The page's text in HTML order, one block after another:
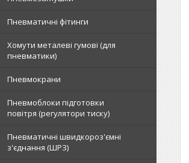
Пневматичні фітинги
Хомути металеві гумові (для
пневматики)
Пневмокрани
Пневмоблоки підготовки
повітря (регулятори тиску)
Пневматичні швидкороз'ємні
з'єднання (ШРЗ)